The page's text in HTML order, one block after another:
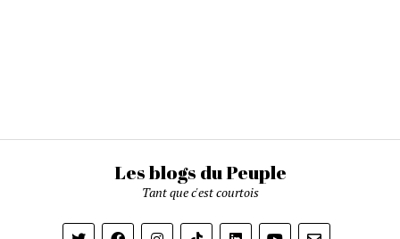
Les blogs du Peuple
Tant que c'est courtois